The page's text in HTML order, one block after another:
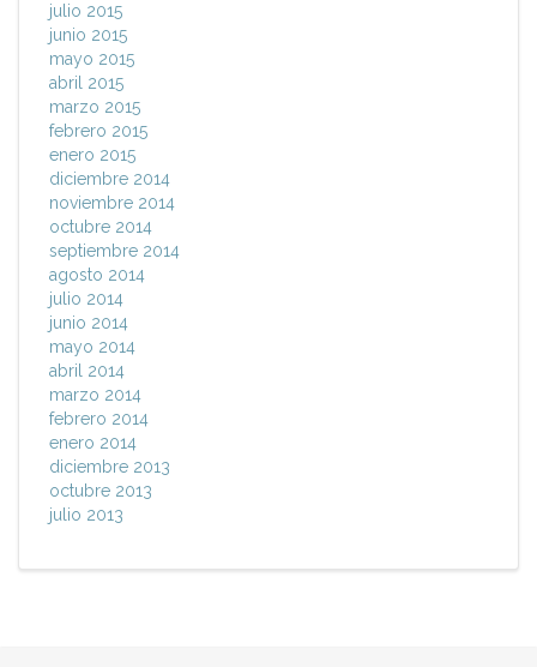
julio 2015
junio 2015
mayo 2015
abril 2015
marzo 2015
febrero 2015
enero 2015
diciembre 2014
noviembre 2014
octubre 2014
septiembre 2014
agosto 2014
julio 2014
junio 2014
mayo 2014
abril 2014
marzo 2014
febrero 2014
enero 2014
diciembre 2013
octubre 2013
julio 2013